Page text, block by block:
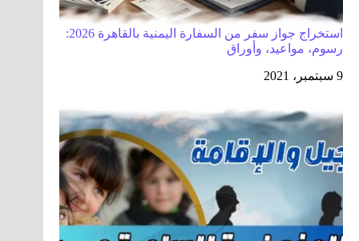
استخراج جواز سفر من السفارة اليمنية بالقاهرة 2026:
رسوم، مواعيد، وأوراق
9 سبتمبر، 2021